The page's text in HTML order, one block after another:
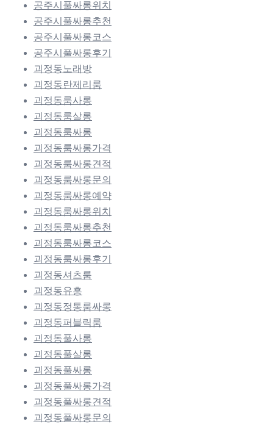
공주시풀싸롱위치
공주시풀싸롱추천
공주시풀싸롱코스
공주시풀싸롱후기
괴정동노래방
괴정동란제리룸
괴정동룸사롱
괴정동룸살롱
괴정동룸싸롱
괴정동룸싸롱가격
괴정동룸싸롱견적
괴정동룸싸롱문의
괴정동룸싸롱예약
괴정동룸싸롱위치
괴정동룸싸롱추천
괴정동룸싸롱코스
괴정동룸싸롱후기
괴정동셔츠룸
괴정동유흥
괴정동정통룸싸롱
괴정동퍼블릭룸
괴정동풀사롱
괴정동풀살롱
괴정동풀싸롱
괴정동풀싸롱가격
괴정동풀싸롱견적
괴정동풀싸롱문의